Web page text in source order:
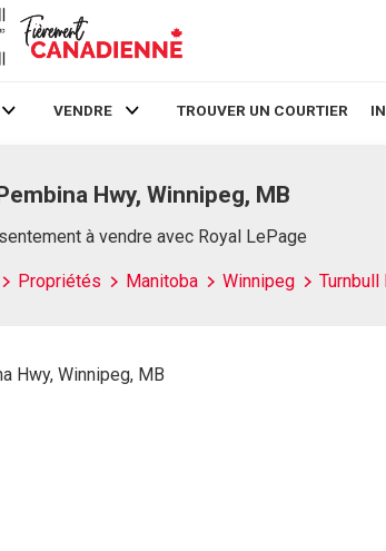
VENDRE TROUVER UN COURTIER
Hwy, Winnipeg, MB
à vendre avec Royal LePage
Propriétés Manitoba Winnipeg Turnbull